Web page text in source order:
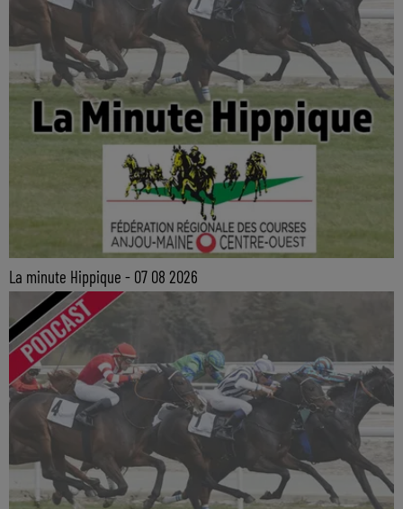
La minute Hippique - 07 08 2026